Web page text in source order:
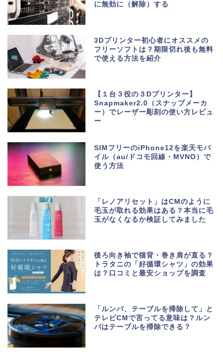
に無効に（解除）する
3Dプリンター初心者にオススメの
フリーソフトは？期限切れ後も無料
で使える方法を紹介
【１台３役の３Dプリンター】
Snapmaker2.0（スナップメーカ
ー）でレーザー彫刻の使い方レビュ
ー
SIMフリーのiPhone12を楽天モバ
イル（au/ドコモ回線・MVNO）で
使う方法
「レノアリセット」はCMのように
毛玉が取れる効果はある？本当に毛
玉がなくなるか検証してみました
後ろ向き袖で猫背・巻き肩が直る？
トラタニの「好循環シャツ」の効果
は？口コミと最安ショップを調査
「ルンバ、テーブルを掃除して」と
テレビCMで言ってる意味は？ルン
バはテーブルを掃除できる？